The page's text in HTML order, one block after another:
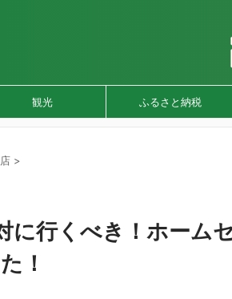
観光 ふるさと納税
>
に行くべき！ホーム
！